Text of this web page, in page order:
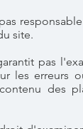
site.
pas
les erreurs
des